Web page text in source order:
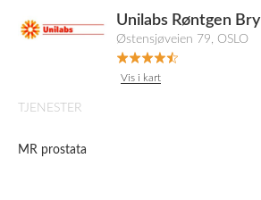
Unilabs Røntgen
Østensjøveien 79, OSLO
Vis i kart
TJENESTER
MR prostata